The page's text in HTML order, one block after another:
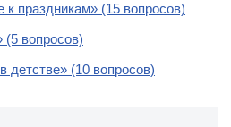
праздникам» (15 вопросов)
(5 вопросов)
детстве» (10 вопросов)